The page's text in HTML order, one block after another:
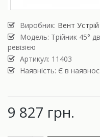
Виробник: Вент Устрій
Модель: Трійник 45°
ревізією
Артикул: 11403
Наявність: Є в
9 827 грн.